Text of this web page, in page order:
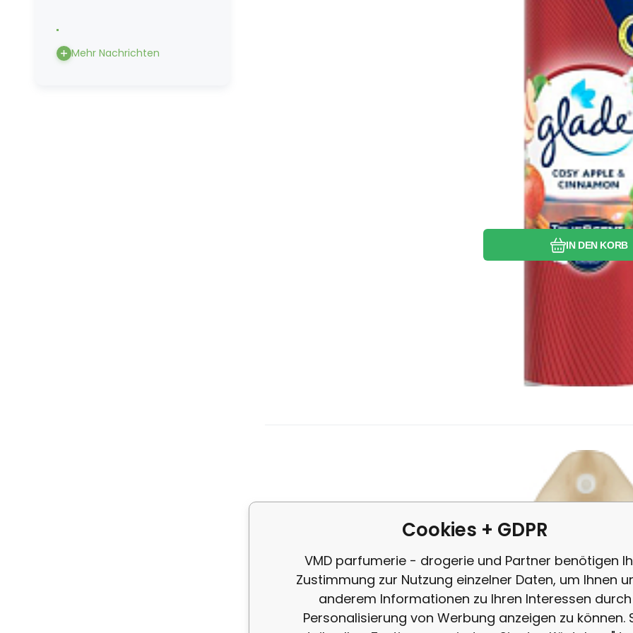
IN DEN KORB
Favorit
Vergleichen
Glade Lufterfrischer Pure
Code: 44258
Anbietercode:
EAN:5907635900611
93%
3.81EUR
12.7 / 1 l
auf Lager
Der Duft der Reinheit beseitigt Gerüche, ohne sie zu
Stunden. Einfache Anwendung des Sprays, das Gerüche
Mehr Nachrichten
Cookies + GDPR
VMD parfumerie - drogerie und Partner benötigen
Zustimmung zur Nutzung einzelner Daten, um Ihnen
anderem Informationen zu Ihren Interessen durch
Personalisierung von Werbung anzeigen zu können.